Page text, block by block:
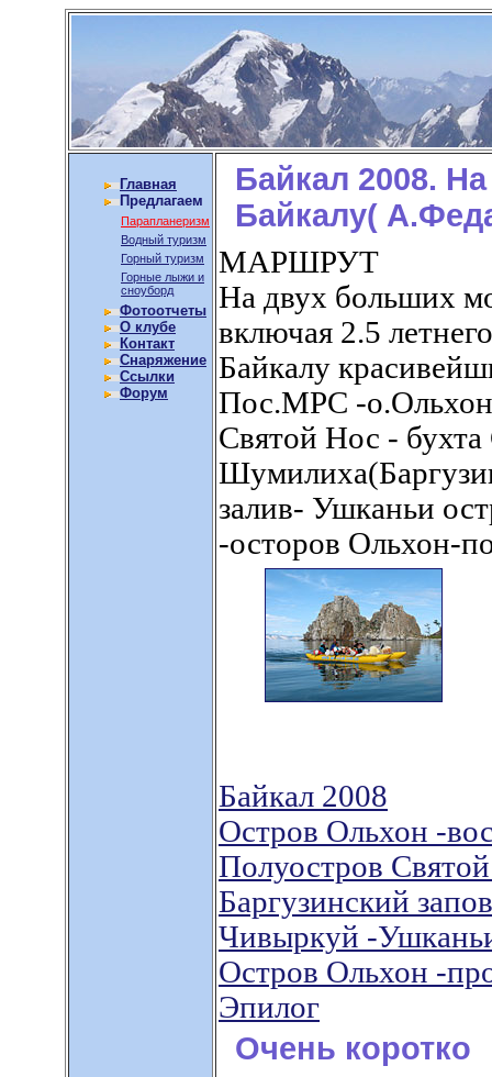
Главная
Предлагаем
Парапланеризм
Водный туризм
Горный туризм
Горные лыжи и
сноуборд
Фотоотчеты
О клубе
Контакт
Снаряжение
Ссылки
Форум
Байкал 2008.
Байкалу(
МАРШРУТ
На двух больших
включая 2.5
Байкалу
Пос.МРС -
Святой Нос -
залив- Ушканьи
-осторов Ольхон-
Байкал 2008
Остров Ольхон -
Полуостров
Баргузинский
Чивыркуй -
Остров Ольхон -
Эпилог
Очень коротко